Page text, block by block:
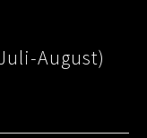
August)